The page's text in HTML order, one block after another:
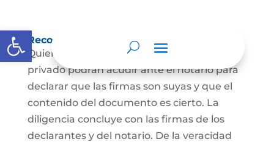
Abrir barra de herramientas
Reconocimiento de firma y contenido
Quienes hayan firmado un documento
privado podrán acudir ante el notario para
declarar que las firmas son suyas y que el
contenido del documento es cierto. La
diligencia concluye con las firmas de los
declarantes y del notario. De la veracidad